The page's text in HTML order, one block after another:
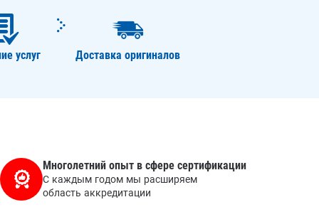
услуг Доставка оригиналов
Многолетний опыт в сфере сертификации
С каждым годом мы расширяем
область аккредитации